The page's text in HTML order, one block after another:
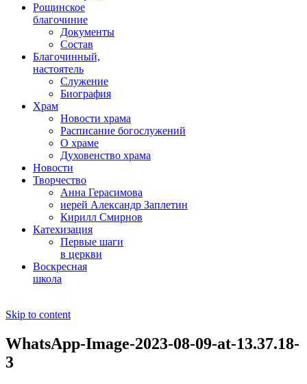
Рощинское
благочиние
Документы
Состав
Благочинный,
настоятель
Служение
Биография
Храм
Новости храма
Расписание богослужений
О храме
Духовенство храма
Новости
Творчество
Анна Герасимова
иерей Александр Заплетин
Кирилл Смирнов
Катехизация
Первые шаги
в церкви
Воскресная
школа
Skip to content
WhatsApp-Image-2023-08-09-at-13.37.18-
3